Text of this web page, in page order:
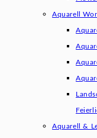
Aquarell
Aquarell &